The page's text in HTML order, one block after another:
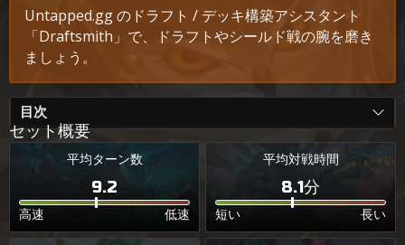
Untapped.gg のドラフト / デッキ構築アシスタント
「Draftsmith」で、ドラフトやシールド戦の腕を磨き
ましょう。
目次
セット概要
平均ターン数
9.2
高速 低速
平均対戦時間
8.1分
短い 長い